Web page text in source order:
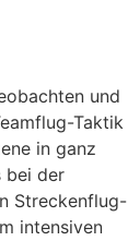
und
Taktik
in ganz
bei der
Streckenflug-
intensiven